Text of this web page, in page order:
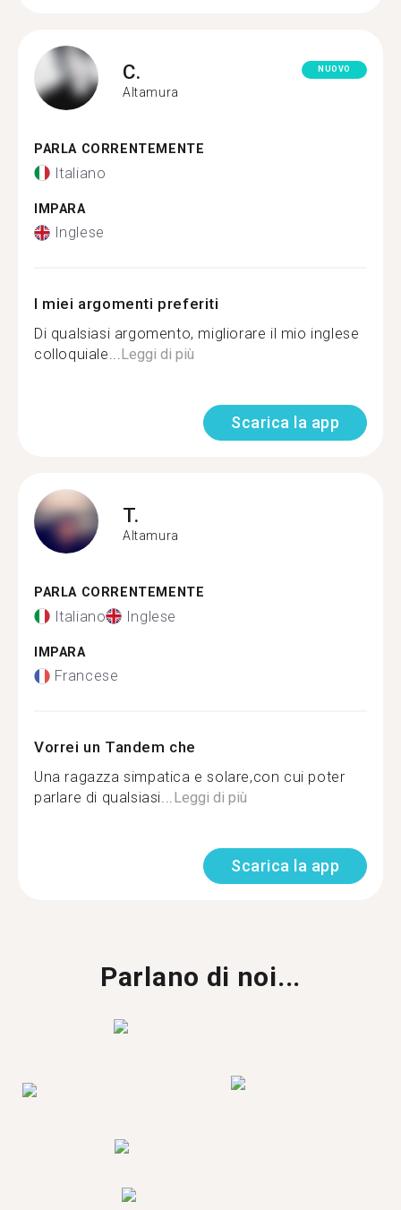
C.
Altamura
NUOVO
PARLA CORRENTEMENTE
Italiano
IMPARA
Inglese
I miei argomenti preferiti
Di qualsiasi argomento, migliorare il mio inglese
colloquiale...Leggi di più
Scarica la app
T.
Altamura
PARLA CORRENTEMENTE
Italiano Inglese
IMPARA
Francese
Vorrei un Tandem che
Una ragazza simpatica e solare,con cui poter
parlare di qualsiasi...Leggi di più
Scarica la app
Parlano di noi...